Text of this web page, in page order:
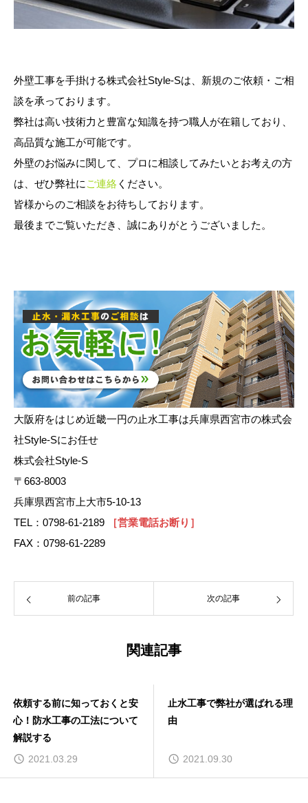
外壁工事を手掛ける株式会社Style-Sは、新規のご依頼・ご相
談を承っております。
弊社は高い技術力と豊富な知識を持つ職人が在籍しており、
高品質な施工が可能です。
外壁のお悩みに関して、プロに相談してみたいとお考えの方
は、ぜひ弊社に ご連絡 ください。
皆様からのご相談をお待ちしております。
最後までご覧いただき、誠にありがとうございました。
大阪府をはじめ近畿一円の止水工事は兵庫県西宮市の株式会
社Style-Sにお任せ
株式会社Style-S
〒663-8003
兵庫県西宮市上大市5-10-13
TEL：0798-61-2189
［営業電話お断り］
FAX：0798-61-2289
前の記事 次の記事
関連記事
依頼する前に知っておくと安
心！防水工事の工法について
解説する
2021.03.29
止水工事で弊社が選ばれる理
由
2021.09.30